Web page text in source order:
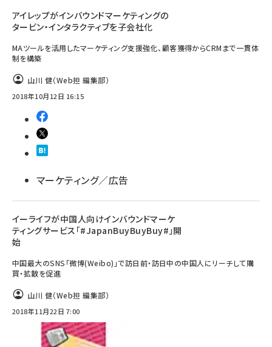
アイレップがインバウンドマーケティングの
タービン・インタラクティブを子会社化
MAツールを活用したマーケティング支援強化、顧客獲得からCRMまで一貫体
制を構築
山川 健（Web担 編集部）
2018年10月12日 16:15
マーケティング／広告
イーライフが中国人向けインバウンドマーケ
ティングサービス「#JapanBuyBuyBuy#」開
始
中国最大のSNS「微博(Weibo)」で訪日前・訪日中の中国人にリーチして購
買・拡散を促進
山川 健（Web担 編集部）
2018年11月22日 7:00